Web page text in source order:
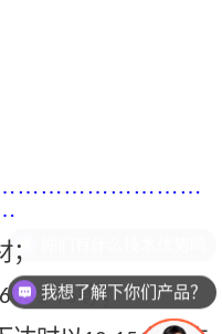
6061-T6等；
我想了解下你们产品？